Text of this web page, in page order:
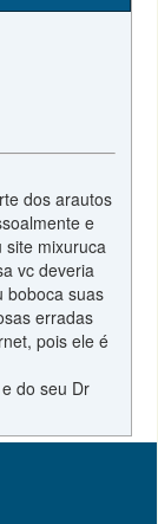
dos arautos
e
site mixuruca
vc deveria
boboca suas
erradas
pois ele é
do seu Dr